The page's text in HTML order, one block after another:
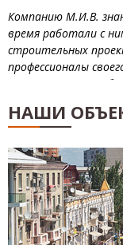
наилучшим
сотрудничество.
Меншаков
НАШИ